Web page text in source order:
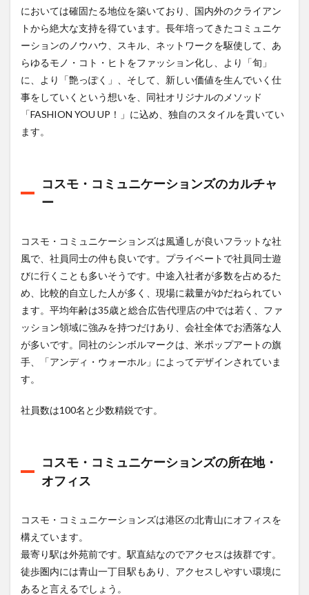
3
コス
モ・
コミ
ュニ
ケー
ンズ
のカ
ルチ
ャー
モ・
コミ
ショ
の所
在
地・
オフ
ィス
コス
モ・
ュニ
ショ
リッ
ト
モ・
コミ
ュニ
ケー
ショ
においては確固たる地位を築いており、国内外のクライアン
トから絶大な支持を得ています。長年培ってきたコミュニケ
ーションのノウハウ、スキル、ネットワークを駆使して、あ
らゆるモノ・コト・ヒトをファッション化し、より「旬」
に、より「艶っぽく」、そして、新しい価値を生んでいく仕
事をしていくという想いを、同社オリジナルのメソッド
「FASHION YOU UP！」に込め、独自のスタイルを貫いてい
ます。
コスモ・コミュニケーションズのカルチャ
ー
コスモ・コミュニケーションズは風通しが良いフラットな社
風で、社員同士の仲も良いです。プライベートで社員同士遊
びに行くことも多いそうです。中途入社者が多数を占めるた
め、比較的自立した人が多く、現場に裁量がゆだねられてい
ます。平均年齢は35歳と総合広告代理店の中では若く、ファ
ッション領域に強みを持つだけあり、会社全体でお洒落な人
が多いです。同社のシンボルマークは、米ポップアートの旗
手、「アンディ・ウォーホル」によってデザインされていま
す。
社員数は100名と少数精鋭です。
コスモ・コミュニケーションズの所在地・
オフィス
コスモ・コミュニケーションズは港区の北青山にオフィスを
構えています。
最寄り駅は外苑前です。駅直結なのでアクセスは抜群です。
徒歩圏内には青山一丁目駅もあり、アクセスしやすい環境に
あると言えるでしょう。